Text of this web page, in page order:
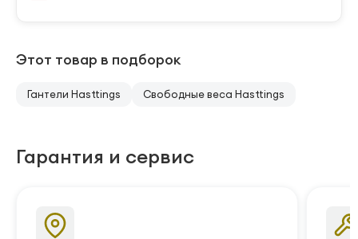
Этот товар в подборок
Гантели Hasttings Свободные веса Hasttings
Гарантия и сервис